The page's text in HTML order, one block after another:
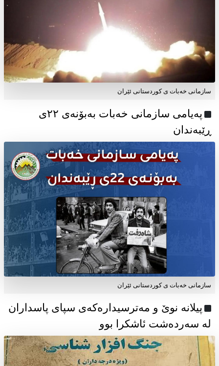
سازمانی خەبات ی کوردستانی ئێران
پەیامی سازمانی خەبات بەبۆنەی ۲۲ی
ڕێبەندان
سازمانی خەبات ی كوردستانی ئێران
پیلانە نوێ و مەترسیدارەکەی سپای پاسداران
لە سەردەشت ئاشکرا بوو